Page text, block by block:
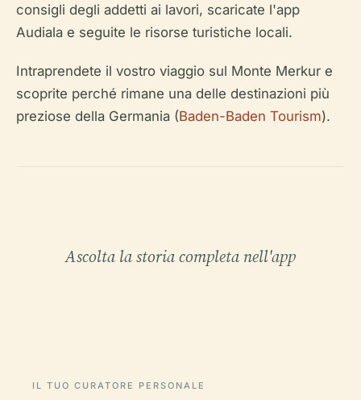
consigli degli addetti ai lavori, scaricate l'app
Audiala e seguite le risorse turistiche locali.
Intraprendete il vostro viaggio sul Monte Merkur e
scoprite perché rimane una delle destinazioni più
preziose della Germania (Baden-Baden Tourism).
Ascolta la storia completa nell'app
IL TUO CURATORE PERSONALE